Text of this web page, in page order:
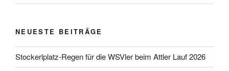
NEUESTE BEITRÄGE
Stockerlplatz-Regen für die WSVler beim Attler Lauf 2026